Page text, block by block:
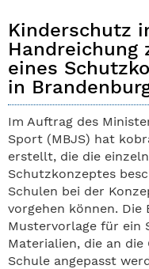
Kinderschutz
Handreichung
eines
in
Im Auftrag des
Sport (MBJS) hat
erstellt, die die
Schutzkonzeptes
Schulen bei der
vorgehen können.
Mustervorlage für ein
Materialien, die an die
Schule angepasst